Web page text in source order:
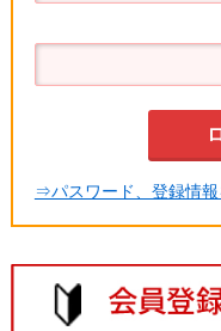
⇒パスワード、登録情